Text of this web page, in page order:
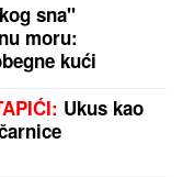
koju je
držao